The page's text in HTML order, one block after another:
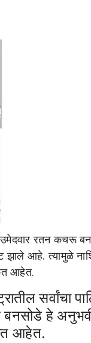
रतन कचरू
झाले आहे. त्यामुळे
आहेत.
सर्वांचा
हे अनुभवी
आहेत.